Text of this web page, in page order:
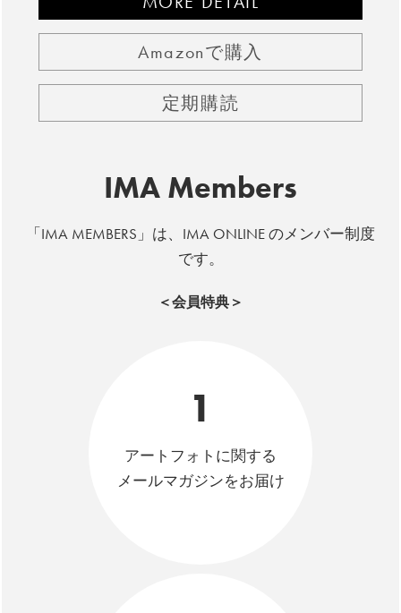
Amazonで購入
定期購読
IMA Members
「IMA MEMBERS」は、IMA ONLINE のメンバー制度
です。
＜会員特典＞
1
アートフォトに関する
メールマガジンをお届け